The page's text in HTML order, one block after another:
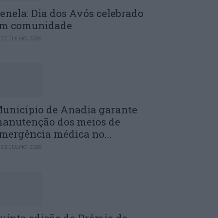
Dia dos Avós celebrado
comunidade
JULHO, 2026
de Anadia garante
dos meios de
médica no...
JULHO, 2026